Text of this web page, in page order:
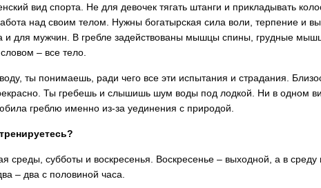
вид спорта. Не для девочек тягать штанги и прикладывать
над своим телом. Нужны богатырская сила воли, терпение и
и для мужчин. В гребле задействованы мышцы спины, грудные
– все тело.
ты понимаешь, ради чего все эти испытания и страдания.
Ты гребешь и слышишь шум воды под лодкой. Ни в одном
греблю именно из-за уединения с природой.
среды, субботы и воскресенья. Воскресенье – выходной, а в среду
– два с половиной часа.